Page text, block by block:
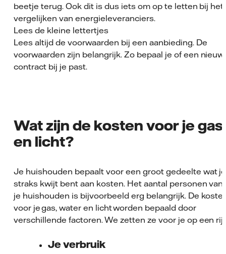
beetje terug. Ook dit is dus iets om op te letten bij het
vergelijken van energieleveranciers.
Lees de kleine lettertjes
Lees altijd de voorwaarden bij een aanbieding. De
voorwaarden zijn belangrijk. Zo bepaal je of een nieuw
contract bij je past.
Wat zijn de kosten voor je gas
en licht?
Je huishouden bepaalt voor een groot gedeelte wat je
straks kwijt bent aan kosten. Het aantal personen van
je huishouden is bijvoorbeeld erg belangrijk. De
voor je gas, water en licht worden bepaald door
verschillende factoren. We zetten ze voor je op een rij:
Je verbruik